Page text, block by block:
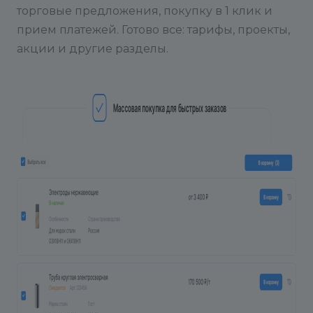
торговые предложения, покупку в 1 клик и
прием платежей. Готово все: тарифы, проекты,
акции и другие разделы.